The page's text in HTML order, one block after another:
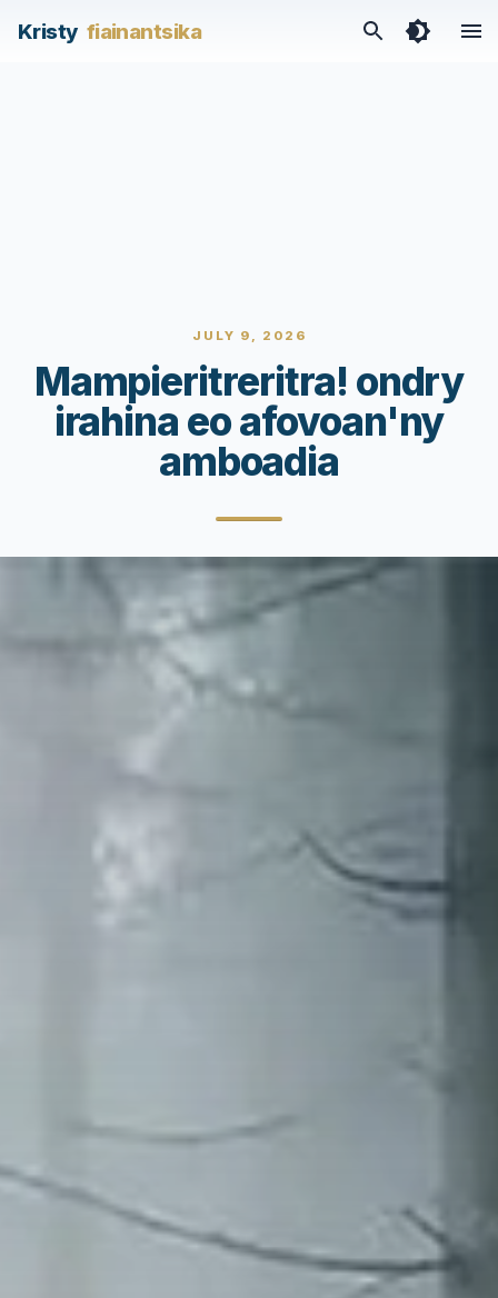
Kristy fiainantsika
JULY 9, 2026
Mampieritreritra! ondry
irahina eo afovoan'ny
amboadia